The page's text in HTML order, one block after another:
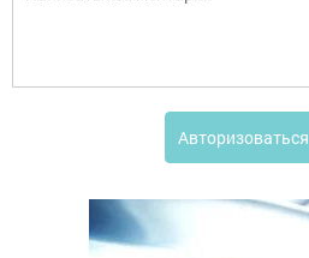
Авторизоваться